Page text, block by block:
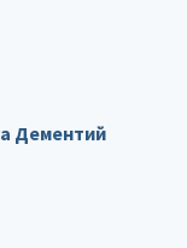
Дементий